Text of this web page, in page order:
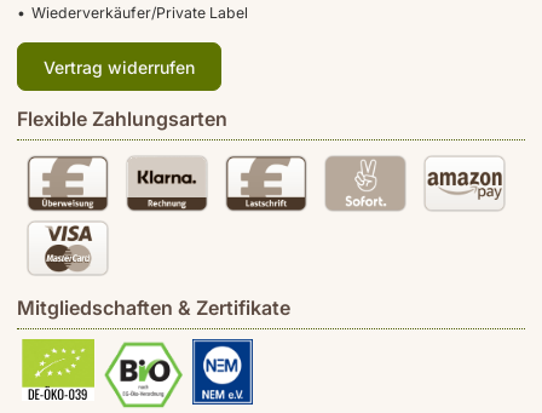
Wiederverkäufer/Private Label
Vertrag widerrufen
Flexible Zahlungsarten
Mitgliedschaften & Zertifikate